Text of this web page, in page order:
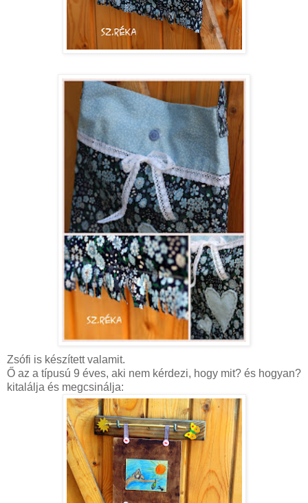
Zsófi is készített valamit.
Ő az a típusú 9 éves, aki nem kérdezi, hogy mit? és hogyan?
kitalálja és megcsinálja: